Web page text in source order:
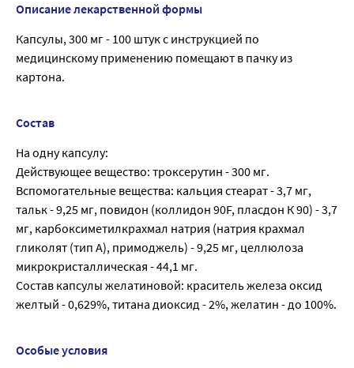
Описание лекарственной формы
Капсулы, 300 мг - 100 штук с инструкцией по
медицинскому применению помещают в пачку из
картона.
Состав
На одну капсулу:
Действующее вещество: троксерутин - 300 мг.
Вспомогательные вещества: кальция стеарат - 3,7 мг,
тальк - 9,25 мг, повидон (коллидон 90F, пласдон К 90) - 3,7
мг, карбоксиметилкрахмал натрия (натрия крахмал
гликолят (тип А), примоджель) - 9,25 мг, целлюлоза
микрокристаллическая - 44,1 мг.
Состав капсулы желатиновой: краситель железа оксид
желтый - 0,629%, титана диоксид - 2%, желатин - до 100%.
Особые условия